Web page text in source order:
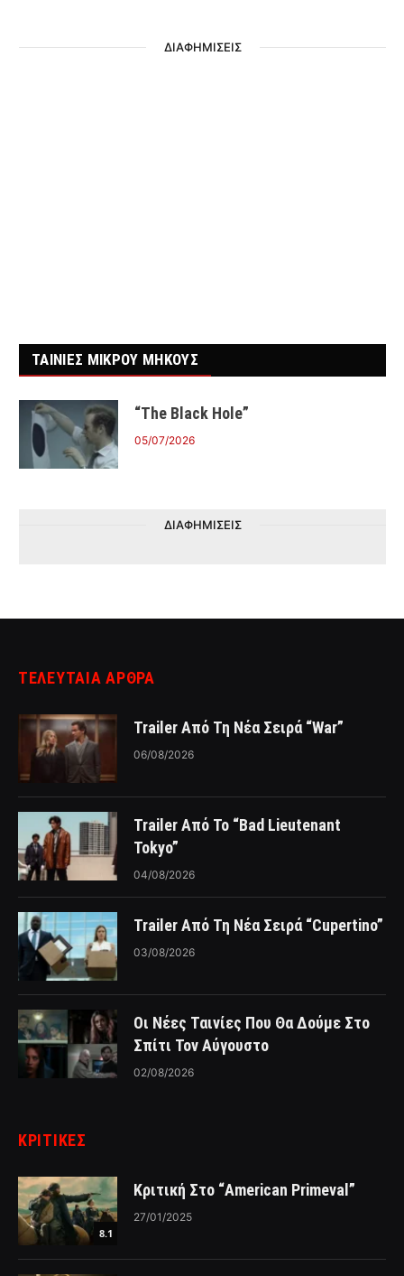
ΔΙΑΦΗΜΙΣΕΙΣ
ΤΑΙΝΙΕΣ ΜΙΚΡΟΥ ΜΗΚΟΥΣ
“The Black Hole”
05/07/2026
ΔΙΑΦΗΜΙΣΕΙΣ
ΤΕΛΕΥΤΑΙΑ ΑΡΘΡΑ
Trailer Από Τη Νέα Σειρά “War”
06/08/2026
Trailer Από Το “Bad Lieutenant
Tokyo”
04/08/2026
Trailer Από Τη Νέα Σειρά “Cupertino”
03/08/2026
Οι Νέες Ταινίες Που Θα Δούμε Στο
Σπίτι Τον Αύγουστο
02/08/2026
ΚΡΙΤΙΚΈΣ
8.1
Κριτική Στο “American Primeval”
27/01/2025